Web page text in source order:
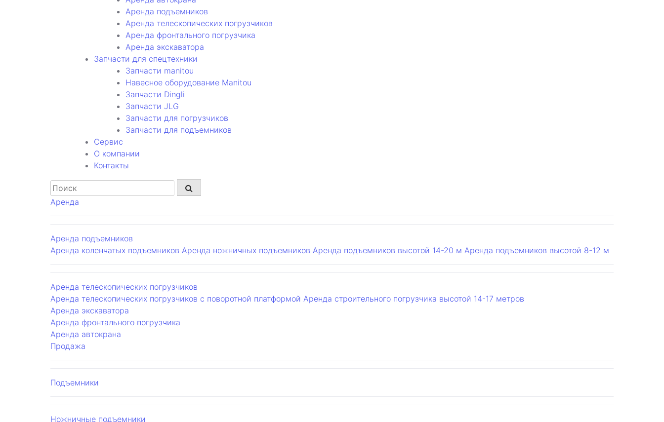
Аренда подъемников
Аренда телескопических погрузчиков
Аренда фронтального погрузчика
Аренда экскаватора
Запчасти для спецтехники
Запчасти manitou
Навесное оборудование Manitou
Запчасти Dingli
Запчасти JLG
Запчасти для погрузчиков
Запчасти для подъемников
Cервис
О компании
Контакты
Аренда
Аренда подъемников
Аренда коленчатых подъемников Аренда ножничных подъемников Аренда подъемников высотой 14-20 м Аренда подъемников высотой 8-12 м
Аренда телескопических погрузчиков
Аренда телескопических погрузчиков с поворотной платформой Аренда строительного погрузчика высотой 14-17 метров
Аренда экскаватора
Аренда фронтального погрузчика
Аренда автокрана
Продажа
Подъемники
Ножничные подъемники